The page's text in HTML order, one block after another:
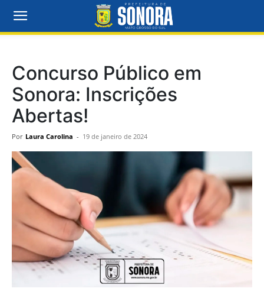
Concurso Público em
Sonora: Inscrições
Abertas!
Por Laura Carolina - 19 de janeiro de 2024